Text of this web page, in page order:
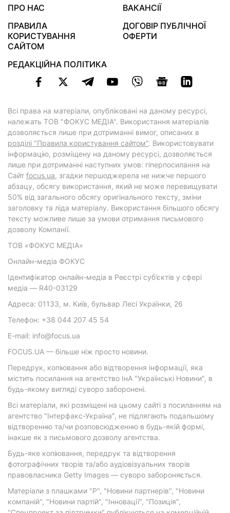
ПРО НАС
ВАКАНСІЇ
ПРАВИЛА
КОРИСТУВАННЯ
САЙТОМ
ДОГОВІР ПУБЛІЧНОЇ
ОФЕРТИ
РЕДАКЦІЙНА ПОЛІТИКА
Всі права на матеріали, опубліковані на даному ресурсі,
належать ТОВ "ФОКУС МЕДІА". Використання матеріалів
дозволяється лише при дотриманні вимог, описаних в
розділі "Правила користування сайтом". Використовувати
інформацію, розміщену на даному ресурсі, дозволяється
лише при дотриманні наступних умов: гіперпосилання на
Cайт focus.ua, згадки першоджерела не нижче першого
абзацу, обсягу використання, який не може перевищувати
50% від загального обсягу оригінального тексту, зміни
заголовку та ліда матеріалу. Використання більшого обсягу
тексту можливе лише за умови отримання письмового
дозволу Компанії.
ТОВ «ФОКУС МЕДІА»
Онлайн-медіа ФОКУС
Ідентифікатор онлайн-медіа в Реєстрі суб’єктів у сфері
медіа — R40-03129
Адреса: 01133, м. Київ, бульвар Лесі Українки, 26
Телефон: +38 044 207 45 54
E-mail: info@focus.ua
FOCUS.UA — більше ніж просто новини.
Передрук, копіювання або відтворення інформації, яка
містить посилання на агентство ІнА "Українські Новини", в
будь-якому вигляді суворо заборонені.
Всі матеріали, які розміщені на цьому сайті з посиланням на
агентство "Інтерфакс-Україна", не підлягають подальшому
відтворенню та/чи розповсюдженню в будь-якій формі,
інакше як з письмового дозволу агентства.
Будь-яке копіювання, передрук та відтворення
фотографічних творів та/або аудіовізуальних творів
правовласника Getty Images — суворо забороняється.
Матеріали з плашками "Р", "Новини партнерів", "Новини
компаній", "Новини партій", "Інновації", "Позиція",